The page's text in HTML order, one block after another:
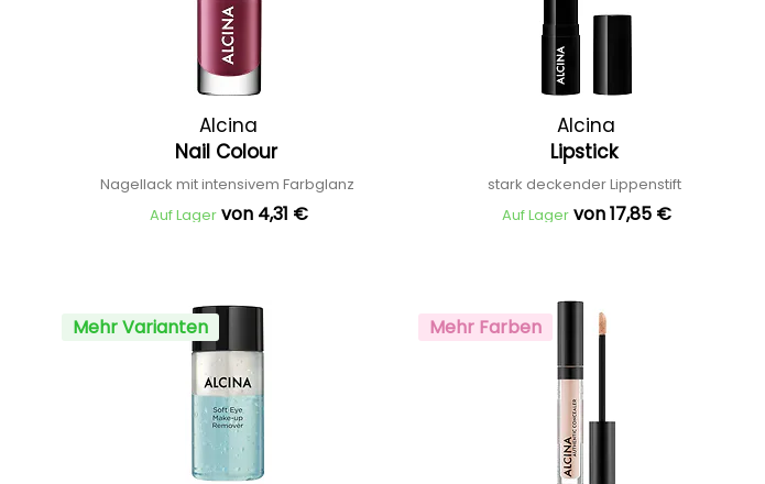
Alcina
Nail Colour
Nagellack mit intensivem Farbglanz
Auf Lager von 4,31 €
Alcina
Lipstick
stark deckender Lippenstift
Auf Lager von 17,85 €
Mehr Varianten Mehr Farben